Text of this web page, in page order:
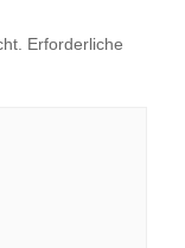
Erforderliche